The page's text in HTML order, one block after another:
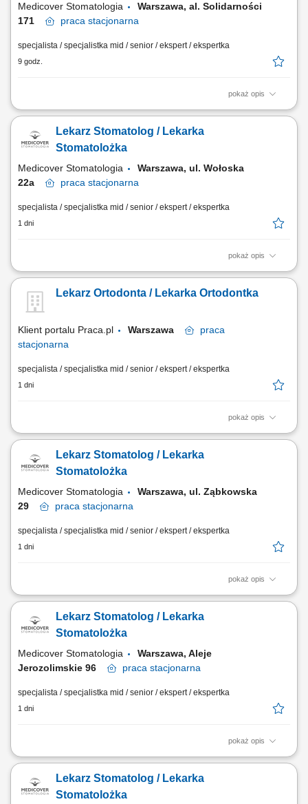
Medicover Stomatologia
Warszawa, al. Solidarności
171
praca stacjonarna
specjalista / specjalistka mid / senior / ekspert / ekspertka
9 godz.
pokaż opis
Opis stanowiska Prowadzenie kompleksowego leczenia
zabiegowego nowej generacji. Ścisła współpraca z interdyscyplinarnym
zespołem specjalistów w celu zapewnienia ciągłości oraz najwyższego
Lekarz Stomatolog / Lekarka
Stomatolożka
Medicover Stomatologia
Warszawa, ul. Wołoska
22a
praca stacjonarna
specjalista / specjalistka mid / senior / ekspert / ekspertka
1 dni
pokaż opis
Zapraszamy do współpracy lekarzy dentystów/ lekarki dentystki z
obejmować: kompleksowe leczenie pacjentów w zakresie stomatologii
zachowawczej, z wykorzystaniem nowoczesnych metod i materiałów,
Lekarz Ortodonta / Lekarka Ortodontka
Klient portalu Praca.pl Warszawa
praca
stacjonarna
specjalista / specjalistka mid / senior / ekspert / ekspertka
1 dni
pokaż opis
Samodzielne prowadzenie konsultacji i leczenia ortodontycznego.
nowoczesnymi rozwiązaniami stosowanymi w ortodoncji. Współpraca z
zespołem lekarzy w ramach kompleksowego leczenia pacjentów.
Lekarz Stomatolog / Lekarka
Stomatolożka
Medicover Stomatologia
Warszawa, ul. Ząbkowska
29
praca stacjonarna
specjalista / specjalistka mid / senior / ekspert / ekspertka
1 dni
pokaż opis
Zapraszamy do współpracy lekarzy dentystów/ lekarki dentystki z
obejmować: kompleksowe leczenie pacjentów w zakresie stomatologii
zachowawczej, z wykorzystaniem nowoczesnych metod i materiałów,
Lekarz Stomatolog / Lekarka
Stomatolożka
Medicover Stomatologia
Warszawa, Aleje
Jerozolimskie 96
praca stacjonarna
specjalista / specjalistka mid / senior / ekspert / ekspertka
1 dni
pokaż opis
Zapraszamy do współpracy lekarzy dentystów/ lekarki dentystki z
obejmować: kompleksowe leczenie pacjentów w zakresie stomatologii
zachowawczej, z wykorzystaniem nowoczesnych metod i materiałów,
Lekarz Stomatolog / Lekarka
Stomatolożka